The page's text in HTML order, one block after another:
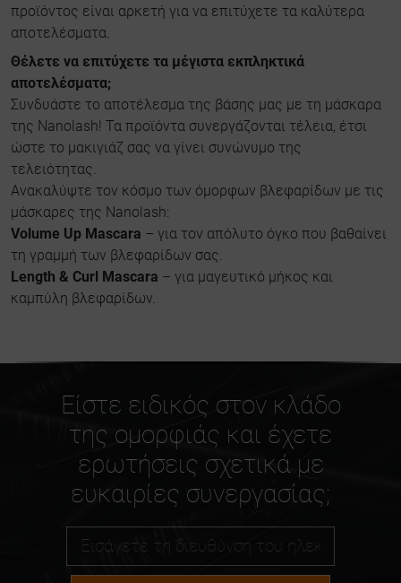
προϊόντος είναι αρκετή για να επιτύχετε τα καλύτερα
αποτελέσματα.
Θέλετε να επιτύχετε τα μέγιστα εκπληκτικά
αποτελέσματα;
Συνδυάστε το αποτέλεσμα της βάσης μας με τη μάσκαρα
της Nanolash! Τα προϊόντα συνεργάζονται τέλεια, έτσι
ώστε το μακιγιάζ σας να γίνει συνώνυμο της
τελειότητας.
Ανακαλύψτε τον κόσμο των όμορφων βλεφαρίδων με τις
μάσκαρες της Nanolash:
Volume Up Mascara – για τον απόλυτο όγκο που βαθαίνει
τη γραμμή των βλεφαρίδων σας.
Length & Curl Mascara – για μαγευτικό μήκος και
καμπύλη βλεφαρίδων.
Είστε ειδικός στον κλάδο
της ομορφιάς και έχετε
ερωτήσεις σχετικά με
ευκαιρίες συνεργασίας;